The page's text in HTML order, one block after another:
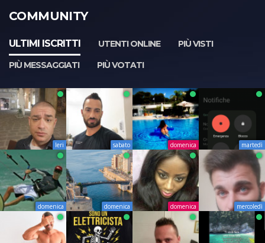
COMMUNITY
ULTIMI ISCRITTI UTENTI ONLINE
PIÙ VISTI
PIÙ MESSAGGIATI
PIÙ VOTATI
Ieri sabato domenica martedì
domenica domenica domenica mercoledì